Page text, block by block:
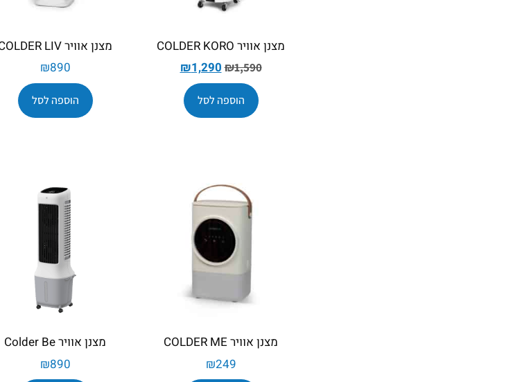
מצנן אוויר COLDER KORO
₪1,590
₪1,290
הוספה לסל
מצנן אוויר COLDER LIV
₪890
הוספה לסל
מצנן אוויר COLDER ME
₪249
מצנן אוויר Colder Be
₪890